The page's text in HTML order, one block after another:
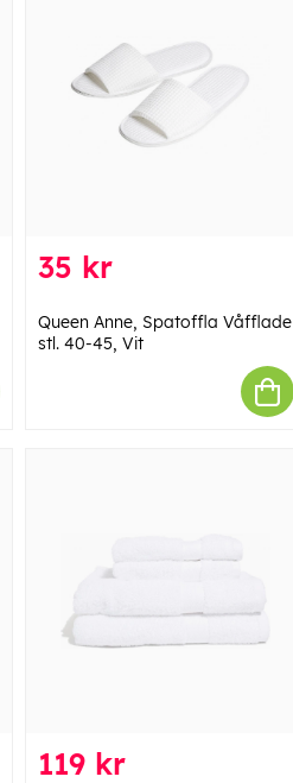
35 kr
Queen Anne, Spatoffla Våfflade
stl. 40-45, Vit
119 kr